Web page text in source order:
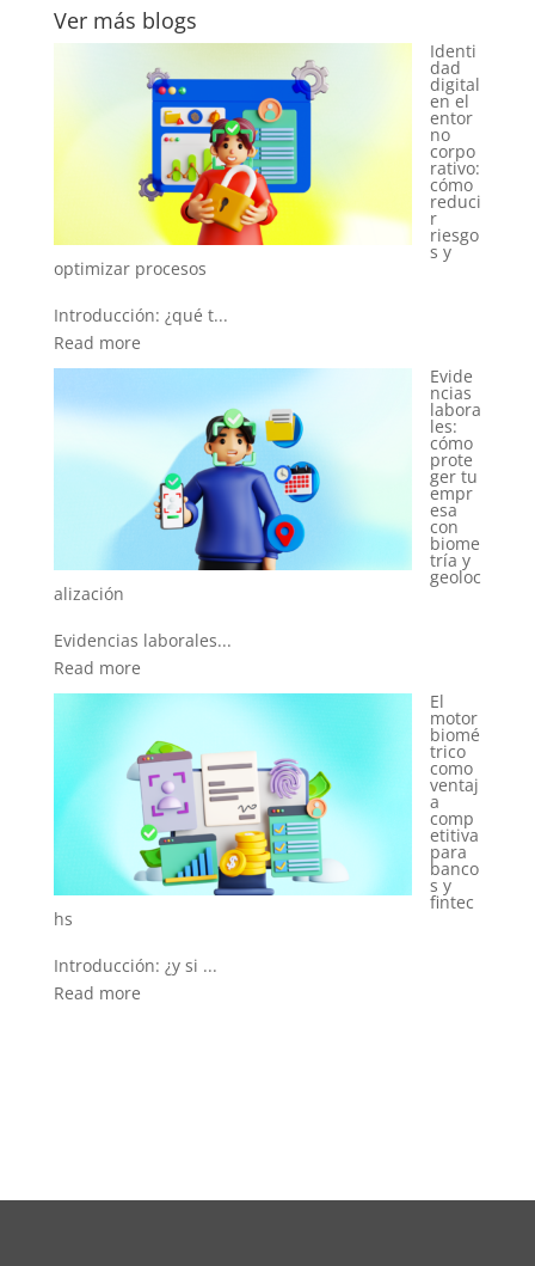
Ver más blogs
Identi
digital
en el
entor
no
corpo
rativo:
cómo
reduci
r
riesgo
s y
Evide
ncias
labora
les:
cómo
prote
ger tu
empr
esa
con
biome
tría y
geoloc
El
trico
como
ventaj
a
comp
etitiva
para
banco
s y
fintec
el primer clic
Introducción: el des...
Read more
Introducción: identi...
Read more